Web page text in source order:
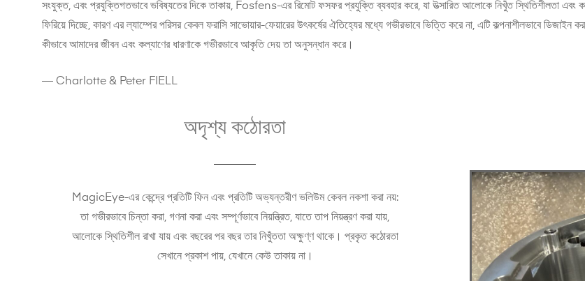
সংযুক্ত, এবং প্রযুক্তিগতভাবে ভবিষ্যতের দিকে তাকায়, Fosfens-এর রিমোট ফসফর প্রযুক্তি ব্যবহার করে, যা উত্সারিত আলোকে নিখুঁত স্থিতিশীলতা এবং
ফিরিয়ে দিচ্ছে, কারণ এর ল্যাম্পের পরিসর কেবল ফরাসি সাভোয়ার-ফেয়ারের উৎকর্ষের ঐতিহ্যের মধ্যে গভীরভাবে ভিত্তি করে না, এটি কল্পনাশীলভাবে ডিজাইন
কীভাবে আমাদের জীবন এবং কল্যাণের ধারণাকে গভীরভাবে আকৃতি দেয় তা অনুসন্ধান করে।
— Charlotte & Peter FIELL
অদৃশ্য কঠোরতা
MagicEye-এর কেন্দ্রে প্রতিটি ফিন এবং প্রতিটি অভ্যন্তরীণ ভলিউম কেবল নকশা করা নয়:
তা গভীরভাবে চিন্তা করা, গণনা করা এবং সম্পূর্ণভাবে নিয়ন্ত্রিত, যাতে তাপ নিয়ন্ত্রণ করা যায়,
আলোকে স্থিতিশীল রাখা যায় এবং বছরের পর বছর তার নিখুঁততা অক্ষুণ্ণ থাকে। প্রকৃত কঠোরতা
সেখানে প্রকাশ পায়, যেখানে কেউ তাকায় না।